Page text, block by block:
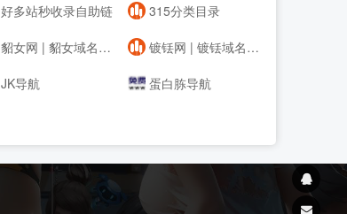
好多站秒收录自助链 315分类目录
貂女网 | 貂女域名含义组词,域名收藏,域名海报,商标知识,商标注册,双拼域名,四声母域名,学习日记,商标制作,小黄经验分享,www.diaonv.com 镀铥网 | 镀铥域名含义组词,域名收藏,域名海报,商标知识,商标注册,双拼域名,四声母域名,学习日记,商标制作,小黄经验分享,www.dudiu.com
JK导航 蛋白胨导航